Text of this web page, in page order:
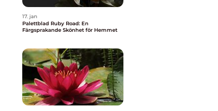
17. jan
Palettblad Ruby Road: En
Färgsprakande Skönhet för Hemmet